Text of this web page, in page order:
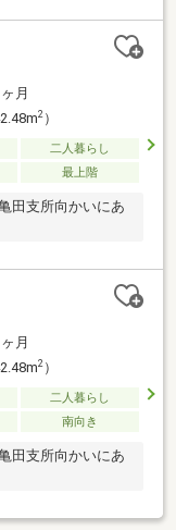
月
2）
二人暮らし
最上階
田支所向かいにあ
月
2）
二人暮らし
南向き
田支所向かいにあ